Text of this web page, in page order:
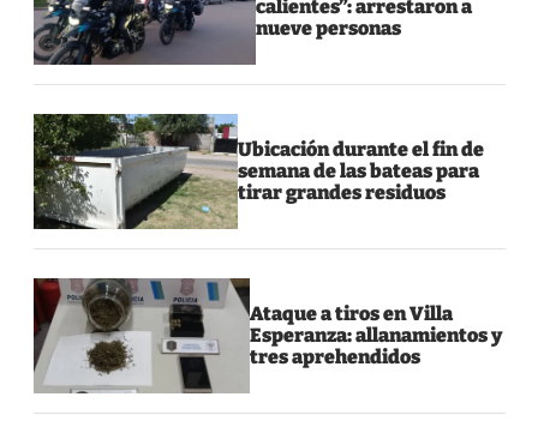
calientes”: arrestaron a
nueve personas
Ubicación durante el fin de
semana de las bateas para
tirar grandes residuos
Ataque a tiros en Villa
Esperanza: allanamientos y
tres aprehendidos